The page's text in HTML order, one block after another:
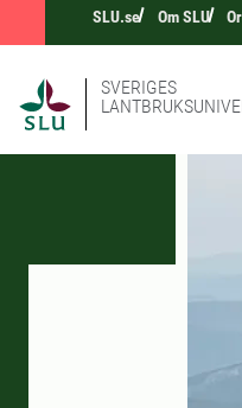
SLU.se Om SLU
SVERIGES